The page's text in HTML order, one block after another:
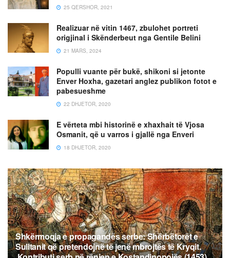
25 QERSHOR, 2021
Realizuar në vitin 1467, zbulohet portreti
origjinal i Skënderbeut nga Gentile Belini
21 MARS, 2024
Populli vuante për bukë, shikoni si jetonte
Enver Hoxha, gazetari anglez publikon fotot e
pabesueshme
22 DHJETOR, 2020
E vërteta mbi historinë e xhaxhait të Vjosa
Osmanit, që u varros i gjallë nga Enveri
18 DHJETOR, 2020
Shkërmoqja e propagandës serbe: Shërbëtorët e
Sulltanit që pretendojnë të jenë mbrojtës të Kryqit.